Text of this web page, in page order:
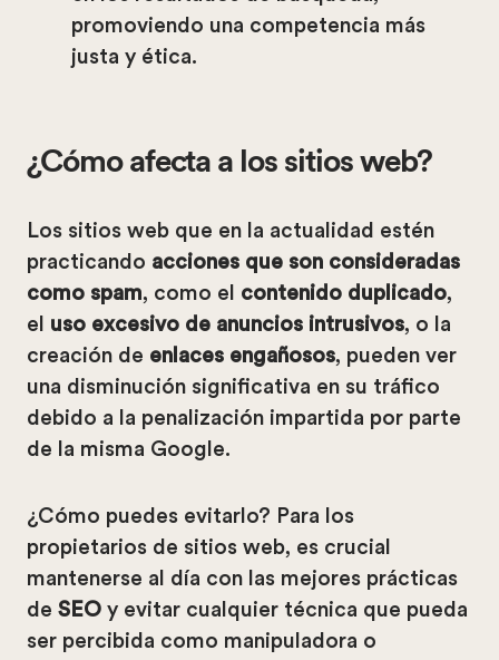
promoviendo una competencia más
justa y ética.
¿Cómo afecta a los sitios web?
Los sitios web que en la actualidad estén
practicando acciones que son consideradas
como spam, como el contenido duplicado,
el uso excesivo de anuncios intrusivos, o la
creación de enlaces engañosos, pueden ver
una disminución significativa en su tráfico
debido a la penalización impartida por parte
de la misma Google.
¿Cómo puedes evitarlo? Para los
propietarios de sitios web, es crucial
mantenerse al día con las mejores prácticas
de SEO y evitar cualquier técnica que pueda
ser percibida como manipuladora o